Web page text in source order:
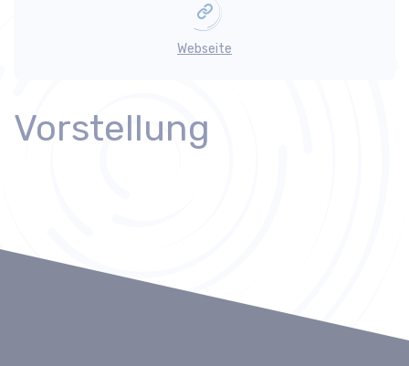
Webseite
Vorstellung